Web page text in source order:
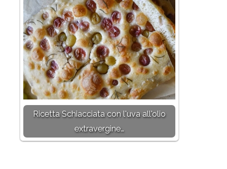
Ricetta Schiacciata con l'uva all'olio
extravergine…